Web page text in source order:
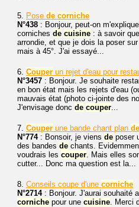
5. Pose de corniche
N°438 : Bonjour, peut-on
corniches de cuisine : à savoir
arrondie, et que je dois la poser
mais à 45°. J'ai essayé...
6. Couper un rejet d'eau pour
N°3457 : Bonjour. Je souhaite
en bon état mais les rejets d'eau
mauvais état (photo ci-jointe des
J'envisage donc de couper...
7. Couper une bande chant plan de
N°774: Bonsoir, je viens de poser
des bandes de chants.
voudrais les couper. Mais elles
cutter... Donc ma question est la...
8. Conseils coupe d'une corniche
N°2714: Bonjour. J'aurai souhaité
corniche pour une cuisine. Merci